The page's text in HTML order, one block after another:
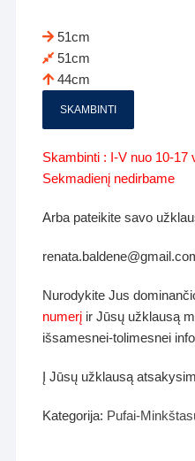
51cm
51cm
44cm
SKAMBINTI
Skambinti : I-V nuo 10-17
Sekmadienį nedirbame
Arba pateikite savo
Nurodykite Jus
numerį ir Jūsų užklausą
išsamesnei-tolimesnei
Į Jūsų užklausą
Kategorija: Pufai-